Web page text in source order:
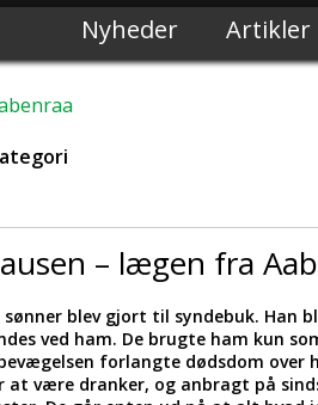
Nyheder Artikler
– lægen fra
sønner blev gjort til syndebuk. Han
ved ham. De brugte ham kun
forlangte dødsdom over
at være dranker, og anbragt på